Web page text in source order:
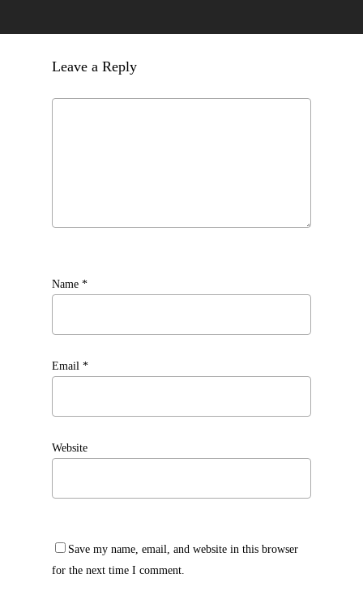
Leave a Reply
Name *
Email *
Website
Save my name, email, and website in this browser
for the next time I comment.